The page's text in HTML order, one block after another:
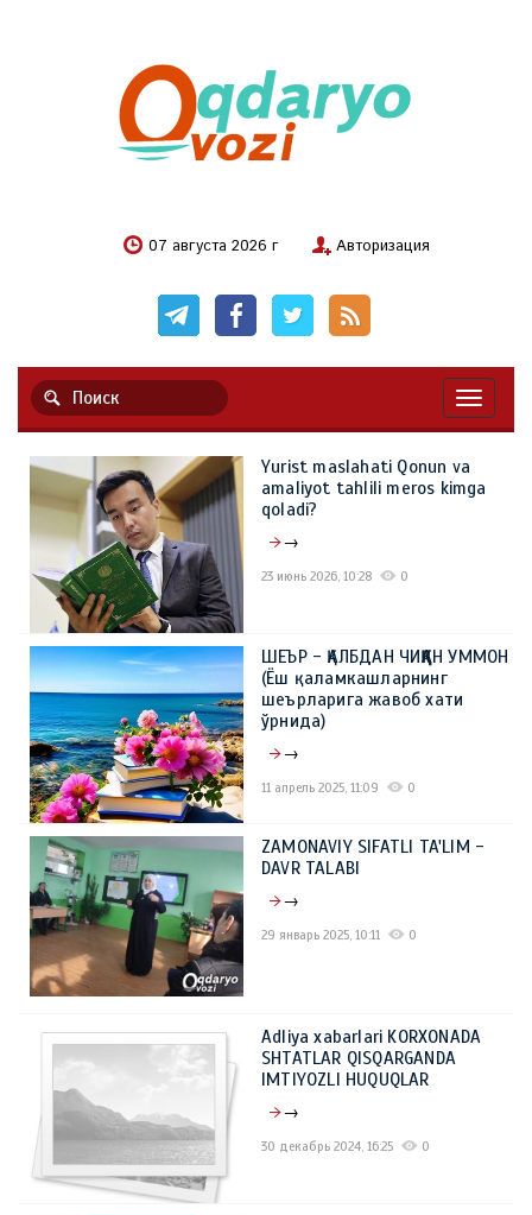
07 августа 2026 г Авторизация
Yurist maslahati Qonun va
amaliyot tahlili meros kimga
qoladi?
→
23 июнь 2026, 10:28 0
ШЕЪР - ҚАЛБДАН ЧИҚҚАН УММОН
(Ёш қаламкашларнинг
шеърларига жавоб хати
ўрнида)
→
11 апрель 2025, 11:09 0
ZAMONAVIY SIFATLI TA'LIM -
DAVR TALABI
→
29 январь 2025, 10:11 0
Adliya xabarlari KORXONADA
SHTATLAR QISQARGANDA
IMTIYOZLI HUQUQLAR
→
30 декабрь 2024, 16:25 0